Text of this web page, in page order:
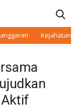
Kejahatan